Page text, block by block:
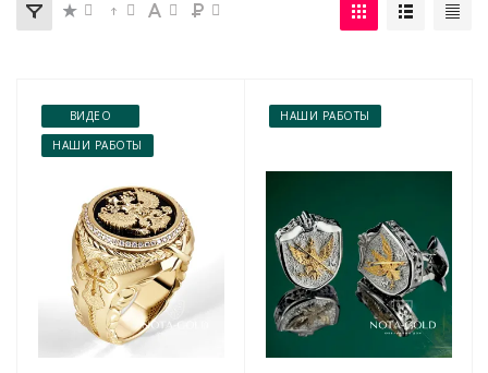
ВИДЕО
НАШИ РАБОТЫ
НАШИ РАБОТЫ